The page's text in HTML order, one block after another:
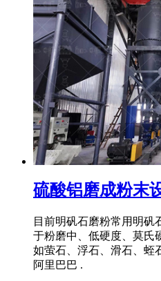
硫酸铝磨成粉末
目前明矾石磨粉常用明矾
于粉磨中、低硬度、莫氏
如萤石、浮石、滑石、蛭
阿里巴巴 .